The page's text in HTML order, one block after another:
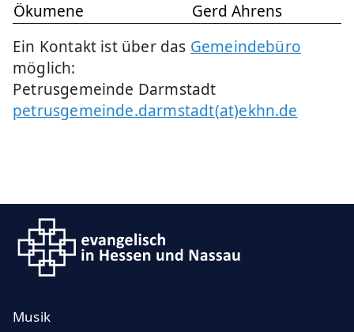
Ökumene
Gerd Ahrens
Ein Kontakt ist über das Gemeindebüro
möglich:
Petrusgemeinde Darmstadt
petrusgemeinde.darmstadt(at)ekhn.de
Musik